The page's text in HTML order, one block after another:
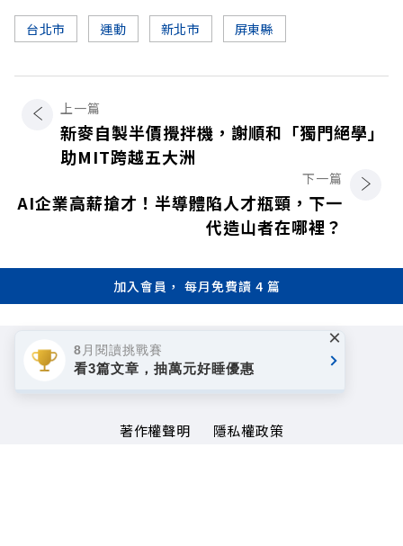
台北市 運動 新北市 屏東縣
上一篇
新麥自製半價攪拌機，謝順和「獨門絕學」
助MIT跨越五大洲
下一篇
AI企業高薪搶才！半導體陷人才瓶頸，下一
代造山者在哪裡？
加入會員， 每月免費讀 4 篇
著作權聲明
隱私權政策
8月閱讀挑戰賽
看3篇文章，抽萬元好睡優惠
×